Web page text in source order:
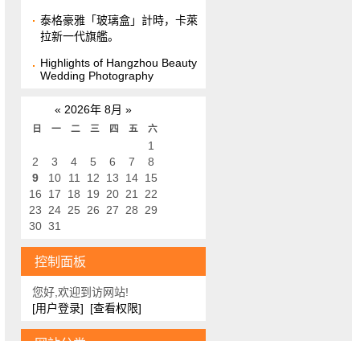
泰格豪雅「玻璃盒」計時，卡萊
拉新一代旗艦。
Highlights of Hangzhou Beauty
Wedding Photography
« 2026年 8月 »
日 一 二 三 四 五 六
1
2
3 4 5 6 7
8
9
10 11 12 13 14 15
16
17 18 19 20 21
22
23
24 25 26 27 28
29
30 31
控制面板
您好,欢迎到访网站!
[用户登录]
[查看权限]